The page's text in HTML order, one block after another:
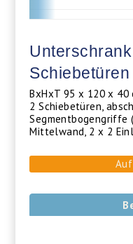
Schiebetüren
BxHxT 95 x 120 x 40
2 Schiebetüren,
Segmentbogengriffe
Mittelwand, 2 x 2